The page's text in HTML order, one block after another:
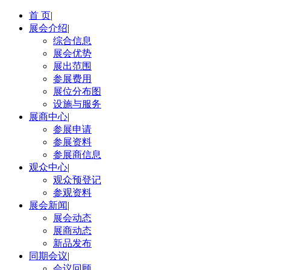
首 页|
展会介绍|
综合信息
展会优势
展出范围
参展费用
展位分布图
设施与服务
展商中心|
参展申请
参展资料
参展商信息
观众中心|
观众预登记
参观资料
展会新闻|
展会动态
展商动态
新品发布
同期会议|